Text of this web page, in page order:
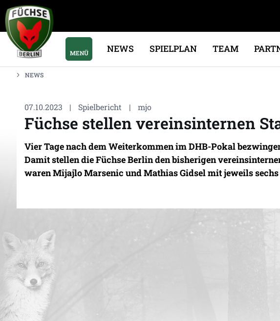
MENÜ NEWS SPIELPLAN TEAM
NEWS
07.10.2023 | Spielbericht | mjo
Füchse stellen vereinsinternen
Vier Tage nach dem Weiterkommen im DHB-Pokal
Damit stellen die Füchse Berlin den bisherigen
waren Mijajlo Marsenic und Mathias Gidsel mit jeweils